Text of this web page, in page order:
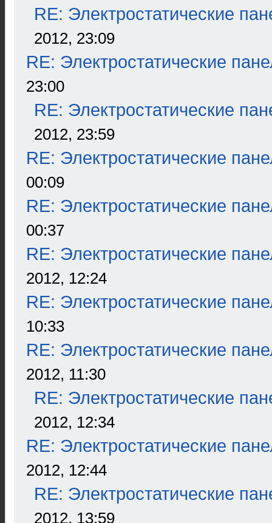
RE: Электростатические
2012, 23:09
RE: Электростатические
23:00
RE: Электростатические
2012, 23:59
RE: Электростатические
00:09
RE: Электростатические
00:37
RE: Электростатические
2012, 12:24
RE: Электростатические
10:33
RE: Электростатические
2012, 11:30
RE: Электростатические
2012, 12:34
RE: Электростатические
2012, 12:44
RE: Электростатические
2012, 13:59